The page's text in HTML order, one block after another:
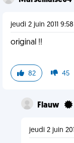
jeudi 2 juin 2011 9:58
original !!
82 45
Flauw
jeudi 2 juin